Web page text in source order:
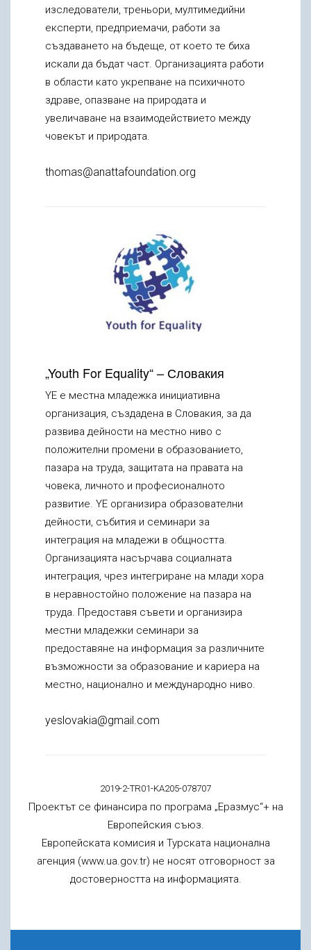
изследователи, треньори, мултимедийни
експерти, предприемачи, работи за
създаването на бъдеще, от което те биха
искали да бъдат част. Организацията работи
в области като укрепване на психичното
здраве, опазване на природата и
увеличаване на взаимодействието между
човекът и природата.
thomas@anattafoundation.org
„Youth For Equality“ – Словакия
YE е местна младежка инициативна
организация, създадена в Словакия, за да
развива дейности на местно ниво с
положителни промени в образованието,
пазара на труда, защитата на правата на
човека, личното и професионалното
развитие. YE организира образователни
дейности, събития и семинари за
интеграция на младежи в общността.
Организацията насърчава социалната
интеграция, чрез интегриране на млади хора
в неравностойно положение на пазара на
труда. Предоставя съвети и организира
местни младежки семинари за
предоставяне на информация за различните
възможности за образование и кариера на
местно, национално и международно ниво.
yeslovakia@gmail.com
2019-2­-TR01-KA205-078707
Проектът се финансира по програма „Еразмус“+ на
Европейския съюз.
Европейската комисия и Турската национална
агенция (www.ua.gov.tr) не носят отговорност за
достоверността на информацията.